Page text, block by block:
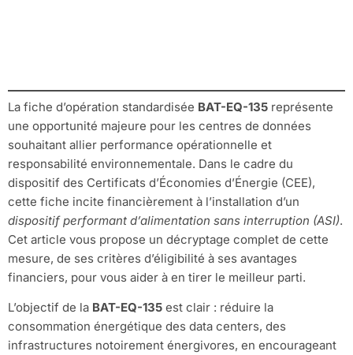
La fiche d’opération standardisée BAT-EQ-135 représente
une opportunité majeure pour les centres de données
souhaitant allier performance opérationnelle et
responsabilité environnementale. Dans le cadre du
dispositif des Certificats d’Économies d’Énergie (CEE),
cette fiche incite financièrement à l’installation d’un
dispositif performant d’alimentation sans interruption (ASI).
Cet article vous propose un décryptage complet de cette
mesure, de ses critères d’éligibilité à ses avantages
financiers, pour vous aider à en tirer le meilleur parti.
L’objectif de la BAT-EQ-135 est clair : réduire la
consommation énergétique des data centers, des
infrastructures notoirement énergivores, en encourageant